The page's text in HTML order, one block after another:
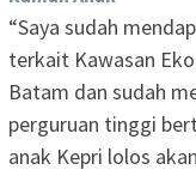
“Saya sudah
terkait Kawasan
Batam dan sudah
perguruan tinggi
anak Kepri lolos